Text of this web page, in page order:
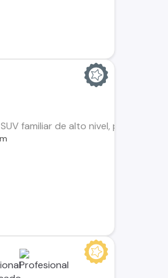
familiar de alto nivel, potente,